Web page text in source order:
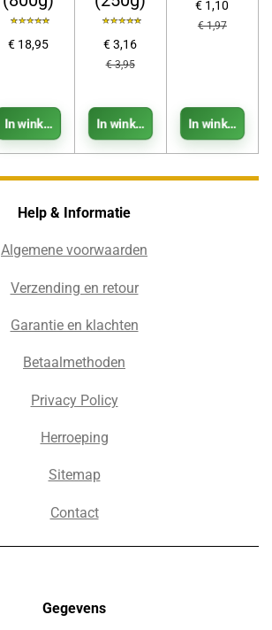
€ 18,95
In winkelwagen
€ 3,16
€ 3,95
In winkelwagen
€ 1,10
€ 1,97
In
Help & Informatie
Algemene voorwaarden
Verzending en retour
Garantie en klachten
Betaalmethoden
Privacy Policy
Herroeping
Sitemap
Contact
Gegevens